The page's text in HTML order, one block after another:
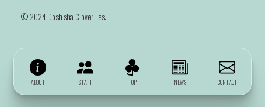
ABOUT STAFF TOP NEWS CONTACT
©️ 2024 Doshisha Clover Fes.